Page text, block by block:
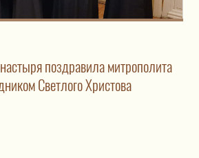
поздравила митрополита
Светлого Христова